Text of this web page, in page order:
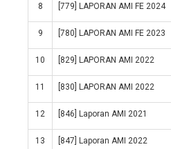
8 [779] LAPORAN AMI FE 2024
9 [780] LAPORAN AMI FE 2023
10 [829] LAPORAN AMI 2022
11 [830] LAPORAN AMI 2022
12 [846] Laporan AMI 2021
13 [847] Laporan AMI 2022